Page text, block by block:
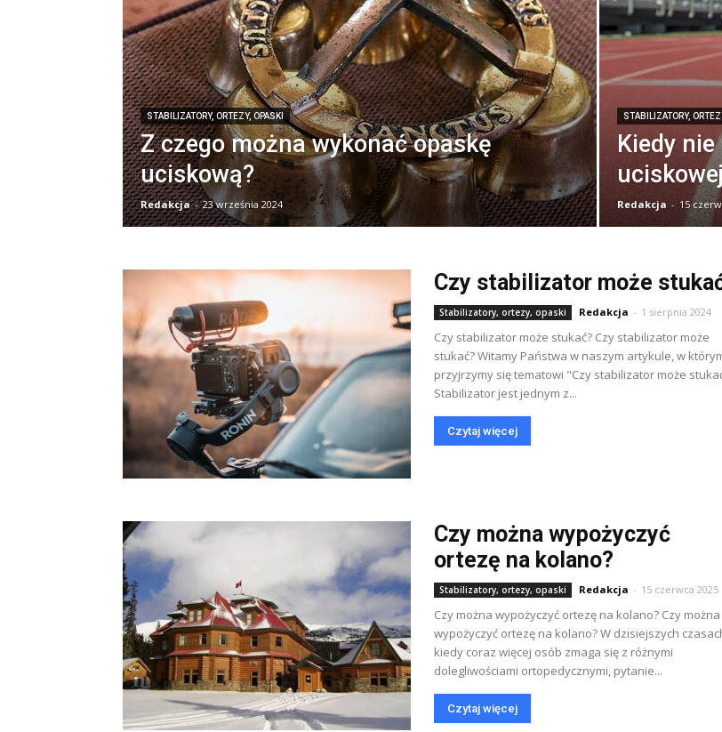
STABILIZATORY, ORTEZY, OPASKI
Z czego można wykonać opaskę
uciskową?
Redakcja - 23 września 2024
STABILIZATORY,
Kiedy
Redakcja - 15
Czy stabilizator może
Stabilizatory, ortezy, opaski Redakcja - 1 sierpnia 2024
Czy stabilizator może stukać? Czy stabilizator może
stukać? Witamy Państwa w naszym artykule, w
przyjrzymy się tematowi "Czy stabilizator może
Stabilizator jest jednym z...
Czytaj więcej
Czy można wypożyczyć
ortezę na kolano?
Stabilizatory, ortezy, opaski Redakcja - 15 czerwca 2025
Czy można wypożyczyć ortezę na kolano? Czy można
wypożyczyć ortezę na kolano? W dzisiejszych
kiedy coraz więcej osób zmaga się z różnymi
dolegliwościami ortopedycznymi, pytanie...
Czytaj więcej